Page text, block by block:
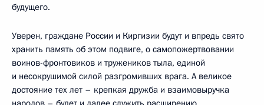
будущего.
Уверен, граждане России и Киргизии будут и впредь свято
хранить память об этом подвиге, о самопожертвовании
воинов-фронтовиков и тружеников тыла, единой
и несокрушимой силой разгромивших врага. А великое
достояние тех лет – крепкая дружба и взаимовыручка